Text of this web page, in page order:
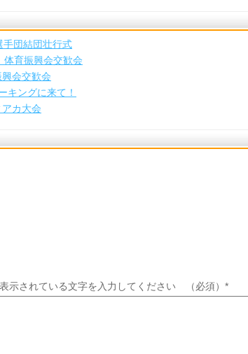
手団結団壮行式
育振興会交歓会
会交歓会
キングに来て！
カ大会
示されている文字を入力してください （必須） *